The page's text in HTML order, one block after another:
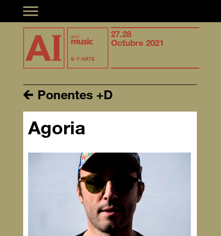
Toggle navigation
Synergies of
musical creation &
Artificial Intelligence
27.28
Octubre 2021
Ponentes +D
Agoria